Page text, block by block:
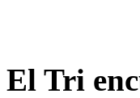
El Tri